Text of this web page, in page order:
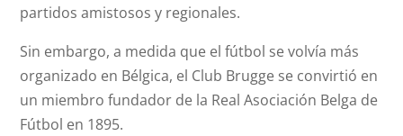
partidos amistosos y regionales.
Sin embargo, a medida que el fútbol se volvía más
organizado en Bélgica, el Club Brugge se convirtió en
un miembro fundador de la Real Asociación Belga de
Fútbol en 1895.